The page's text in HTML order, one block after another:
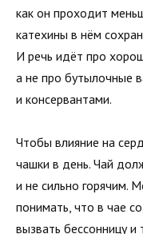
как он проходит
катехины в нём
И речь идёт про
а не про бутылочные
и консервантами.
Чтобы влияние на
чашки в день. Чай
и не сильно горячим.
понимать, что в чае
вызвать бессонницу и